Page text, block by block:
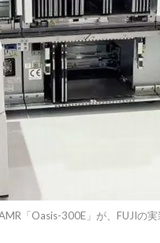
「Oasis-300E」が、FUJIの